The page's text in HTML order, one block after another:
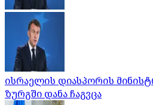
ისრაელის დიასპორის
ზურგში დანა ჩაგვცა